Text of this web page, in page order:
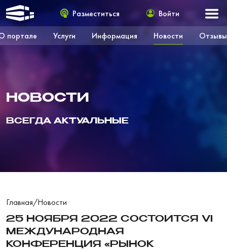
портале Услуги Информация Новости Отзывы
Разместиться Войти
НОВОСТИ
ВСЕГДА АКТУАЛЬНЫЕ
Главная/Новости
25 НОЯБРЯ 2022 СОСТОИТСЯ VI
МЕЖДУНАРОДНАЯ
КОНФЕРЕНЦИЯ «РЫНОК